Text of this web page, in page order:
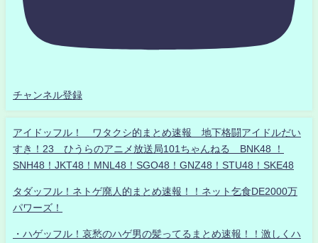
チャンネル登録
アイドッフル！ ワタクシ的まとめ速報 地下格闘アイドルだい
すき！23 ひうらのアニメ放送局101ちゃんねる BNK48 ！
SNH48！JKT48！MNL48！SGO48！GNZ48！STU48！SKE48
タダッフル！ネトゲ廃人的まとめ速報！！ネット乞食DE2000万
パワーズ！
・ハゲッフル！哀愁のハゲ男の髪ってるまとめ速報！！激しくハ